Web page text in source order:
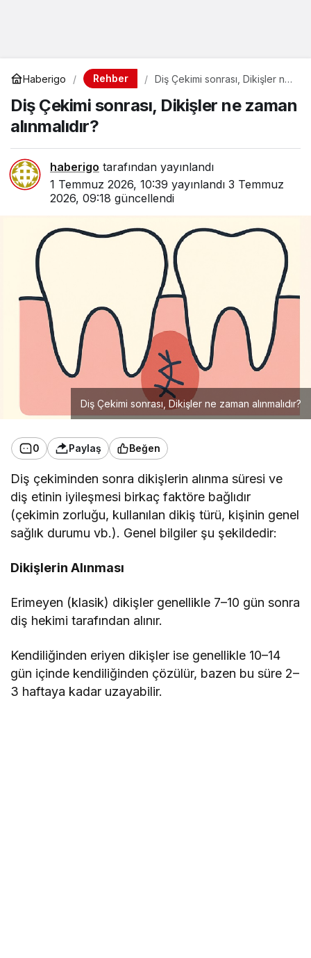
Haberigo Rehber
Diş Çekimi sonrası, Dikişler ne
Diş Çekimi sonrası, Dikişler ne zaman
alınmalıdır?
haberigo tarafından yayınlandı
1 Temmuz 2026, 10:39 yayınlandı 3 Temmuz
2026, 09:18 güncellendi
Diş Çekimi sonrası, Dikişler ne zaman alınmalıdır?
0 Paylaş Beğen
Diş çekiminden sonra dikişlerin alınma süresi ve
diş etinin iyileşmesi birkaç faktöre bağlıdır
(çekimin zorluğu, kullanılan dikiş türü, kişinin genel
sağlık durumu vb.). Genel bilgiler şu şekildedir:
Dikişlerin Alınması
Erimeyen (klasik) dikişler genellikle 7–10 gün sonra
diş hekimi tarafından alınır.
Kendiliğinden eriyen dikişler ise genellikle 10–14
gün içinde kendiliğinden çözülür, bazen bu süre 2–
3 haftaya kadar uzayabilir.